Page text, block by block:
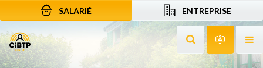
Aller au contenu
Aller à la recherche
Aller à la navigation
SALARIÉ ENTREPRISE
Rechercher sur